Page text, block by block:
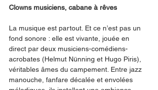
Clowns musiciens, cabane à rêves
La musique est partout. Et ce n’est pas un
fond sonore : elle est vivante, jouée en
direct par deux musiciens-comédiens-
acrobates (Helmut Nünning et Hugo Piris),
véritables âmes du campement. Entre jazz
manouche, fanfare décalée et envolées